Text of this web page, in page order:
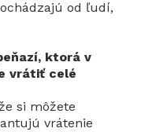
od ľudí,
ktorá v
vrátiť celé
si môžete
vrátenie